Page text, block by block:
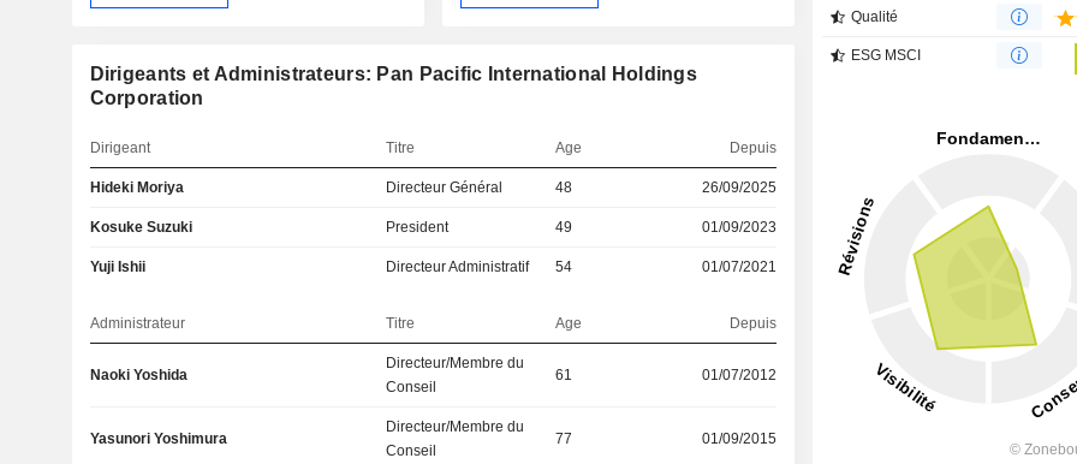
Dirigeants et Administrateurs: Pan Pacific International Holdings
Corporation
Dirigeant Titre Age Depuis
Hideki Moriya Directeur Général 48 26/09/2025
Kosuke Suzuki President 49 01/09/2023
Yuji Ishii Directeur Administratif 54 01/07/2021
Administrateur Titre Age Depuis
Naoki Yoshida
Directeur/Membre du
Conseil
61 01/07/2012
Yasunori Yoshimura
Directeur/Membre du
Conseil
77 01/09/2015
Qualité
ESG MSCI